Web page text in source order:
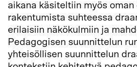
aikana käsiteltiin myös
rakentumista suhteessa
erilaisiin näkökulmiin ja
Pedagogisen suunnittelun
yhteisöllisen suunnittelun